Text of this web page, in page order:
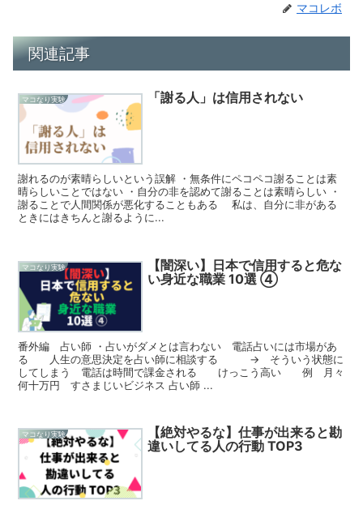
マコレボ
関連記事
マコなり実験 「謝る人」は信用されない
謝れるのが素晴らしいという誤解 ・無条件にペコペコ謝ることは素
晴らしいことではない ・自分の非を認めて謝ることは素晴らしい ・
謝ることで人間関係が悪化することもある 私は、自分に非がある
ときにはきちんと謝るように...
マコなり実験
【闇深い】日本で信用すると危な
い身近な職業 10選 ④
番外編 占い師 ・占いがダメとは言わない 電話占いには市場があ
る 人生の意思決定を占い師に相談する → そういう状態に
してしまう 電話は時間で課金される けっこう高い 例 月々
何十万円 すさまじいビジネス 占い師 ...
マコなり実験
【絶対やるな】仕事が出来ると勘
違いしてる人の行動 TOP3